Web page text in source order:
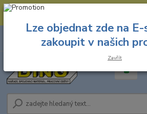
--- Spojovací materiál: 774 431 045 ---
8.00 hod. - 16.00 hod.
Lze objednat zde na
zakoupit v našich
Zavřít